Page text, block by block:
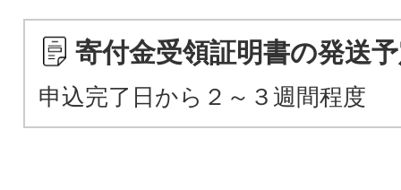
寄付金受領証明書の発送
申込完了日から２～３週間程度